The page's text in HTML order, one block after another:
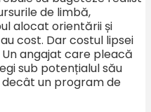
de limbă,
alocat orientării și
cost. Dar costul lipsei
angajat care pleacă
sub potențialul său
un program de